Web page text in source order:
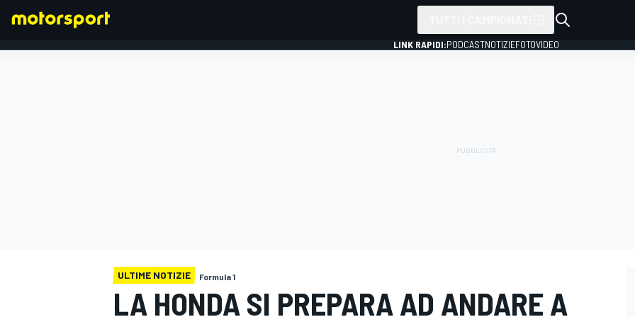
LINK RAPIDI:PODCASTNOTIZIEFOTOVIDEO
ULTIME NOTIZIE Formula 1
LA HONDA SI PREPARA AD ANDARE A